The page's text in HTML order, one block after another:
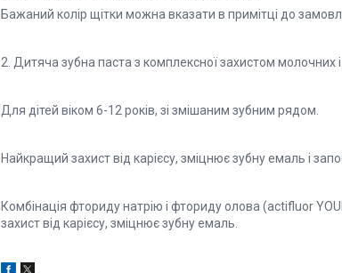
Бажаний колір щітки можна вказати в примітці до
2. Дитяча зубна паста з комплексної захистом молочних і
Для дітей віком 6-12 років, зі змішаним зубним рядом.
Найкращий захист від карієсу, зміцнює зубну емаль і
Комбінація фториду натрію і фториду олова (actifluor
захист від карієсу, зміцнює зубну емаль.